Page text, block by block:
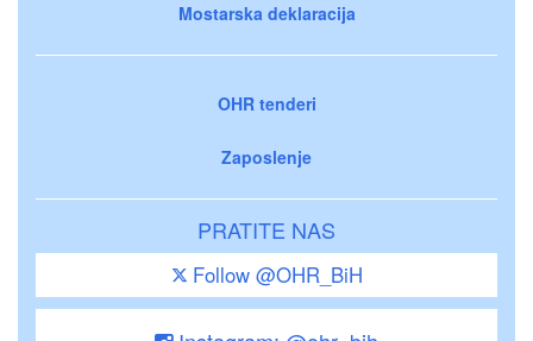
Mostarska deklaracija
OHR tenderi
Zaposlenje
PRATITE NAS
Follow @OHR_BiH